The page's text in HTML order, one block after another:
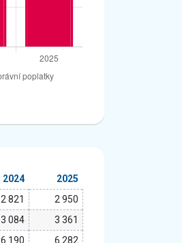
2024
2025
2 821
2 950
3 084
3 361
6 190 6 282